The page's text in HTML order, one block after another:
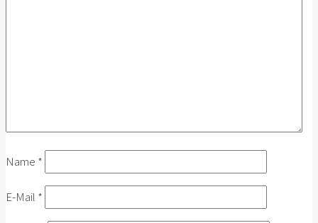
Name *
E-Mail *